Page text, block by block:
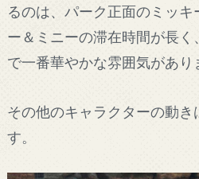
るのは、パーク正面のミッ
ー＆ミニーの滞在時間が長
で一番華やかな雰囲気があり
その他のキャラクターの動き
す。